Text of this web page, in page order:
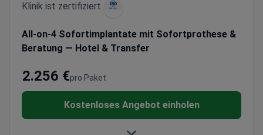
Klinik ist zertifiziert
All-on-4 Sofortimplantate mit Sofortprothese &
Beratung — Hotel & Transfer
pro Paket
2.256 €
Kostenloses Angebot einholen